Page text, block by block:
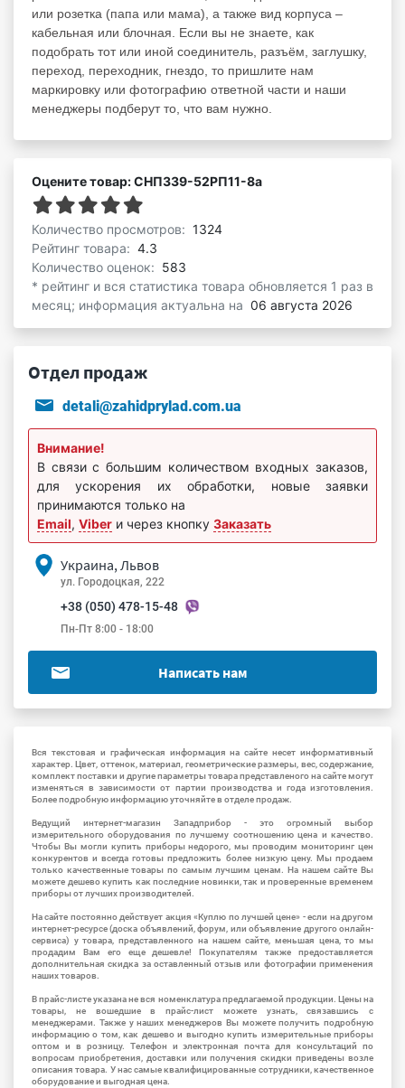
или розетка (папа или мама), а также вид корпуса –
кабельная или блочная. Если вы не знаете, как
подобрать тот или иной соединитель, разъём, заглушку,
переход, переходник, гнездо, то пришлите нам
маркировку или фотографию ответной части и наши
менеджеры подберут то, что вам нужно.
Оцените товар: СНП339-52РП11-8а
Количество просмотров: 1324
Рейтинг товара: 4.3
Количество оценок: 583
* рейтинг и вся статистика товара обновляется 1 раз в
месяц; информация актуальна на 06 августа 2026
Отдел продаж
detali@zahidprylad.com.ua
Внимание!
В связи с большим количеством входных заказов,
для ускорения их обработки, новые заявки
принимаются только на
Email, Viber и через кнопку Заказать
Украина, Львов
ул. Городоцкая, 222
+38 (050) 478-15-48
Пн-Пт 8:00 - 18:00
Написать нам
Вся текстовая и графическая информация на сайте несет информативный
характер. Цвет, оттенок, материал, геометрические размеры, вес, содержание,
комплект поставки и другие параметры товара представленого на сайте могут
изменяться в зависимости от партии производства и года изготовления.
Более подробную информацию уточняйте в отделе продаж.
Ведущий интернет-магазин Западприбор - это огромный выбор
измерительного оборудования по лучшему соотношению цена и качество.
Чтобы Вы могли купить приборы недорого, мы проводим мониторинг цен
конкурентов и всегда готовы предложить более низкую цену. Мы продаем
только качественные товары по самым лучшим ценам. На нашем сайте Вы
можете дешево купить как последние новинки, так и проверенные временем
приборы от лучших производителей.
На сайте постоянно действует акция «Куплю по лучшей цене» - если на другом
интернет-ресурсе (доска объявлений, форум, или объявление другого онлайн-
сервиса) у товара, представленного на нашем сайте, меньшая цена, то мы
продадим Вам его еще дешевле! Покупателям также предоставляется
дополнительная скидка за оставленный отзыв или фотографии применения
наших товаров.
В прайс-листе указана не вся номенклатура предлагаемой продукции. Цены на
товары, не вошедшие в прайс-лист можете узнать, связавшись с
менеджерами. Также у наших менеджеров Вы можете получить подробную
информацию о том, как дешево и выгодно купить измерительные приборы
оптом и в розницу. Телефон и электронная почта для консультаций по
вопросам приобретения, доставки или получения скидки приведены возле
описания товара. У нас самые квалифицированные сотрудники, качественное
оборудование и выгодная цена.